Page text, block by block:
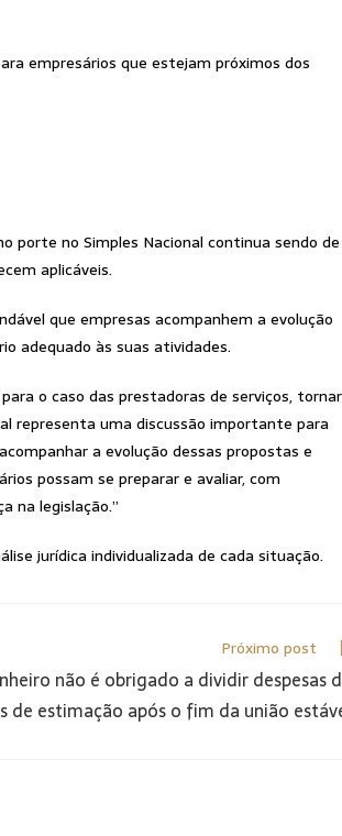
empresários que estejam próximos dos
no Simples Nacional continua sendo de
aplicáveis.
que empresas acompanhem a evolução
adequado às suas atividades.
o caso das prestadoras de serviços,
representa uma discussão importante para
a evolução dessas propostas e
possam se preparar e avaliar, com
na legislação.”
jurídica individualizada de cada situação.
Próximo post
não é obrigado a dividir despesas
de estimação após o fim da união